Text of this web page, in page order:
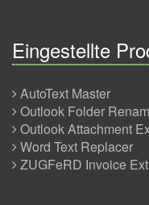
Eingestellte
AutoText Master
Outlook Folder
Outlook Attachment
Word Text Replacer
ZUGFeRD Invoice